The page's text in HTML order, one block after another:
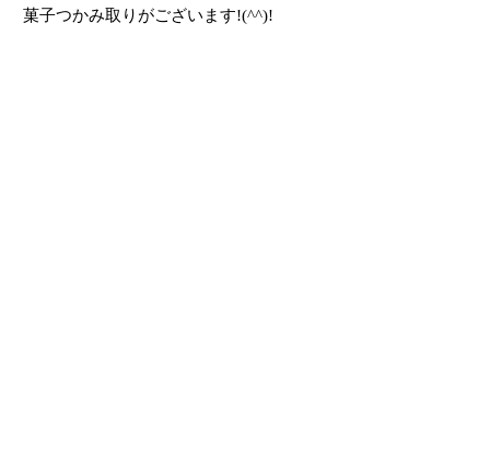
菓子つかみ取りがございます!(^^)!